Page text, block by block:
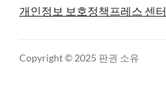
개인정보 보호정책 프레스 센터
Copyright © 2025 판권 소유